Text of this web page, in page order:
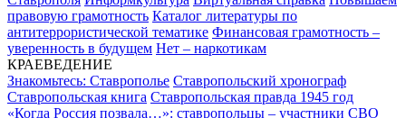
правовую грамотность Каталог литературы по
антитеррористической тематике Финансовая грамотность –
уверенность в будущем Нет – наркотикам
КРАЕВЕДЕНИЕ
Знакомьтесь: Ставрополье Ставропольский хронограф
Ставропольская книга Ставропольская правда 1945 год
«Когда Россия позвала…»: ставропольцы – участники СВО